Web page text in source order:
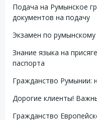
Подача на Румынское
документов на подачу
Экзамен по
Знание языка на
паспорта
Гражданство Румынии:
Дорогие клиенты!
Гражданство